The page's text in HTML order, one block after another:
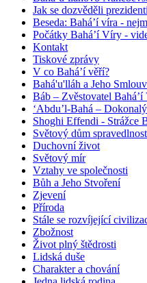
Jak se dozvěděli
Beseda: Bahá’í víra -
Počátky Bahá’í Víry -
Kontakt
Tiskové zprávy
V co Bahá’í věří?
Bahá'u'lláh a Jeho
Báb – Zvěstovatel
‘Abdu’l-Bahá –
Shoghi Effendi - Strážce
Světový dům
Duchovní život
Světový mír
Vztahy ve společnosti
Bůh a Jeho Stvoření
Zjevení
Příroda
Stále se rozvíjející
Zbožnost
Život plný štědrosti
Lidská duše
Charakter a chování